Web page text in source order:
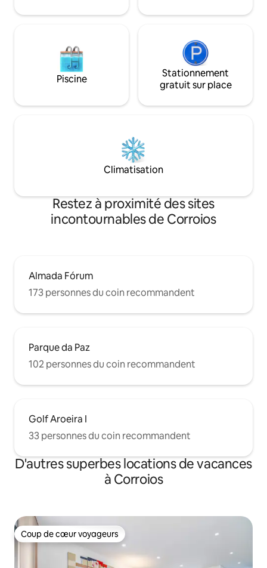
30 min.
Piscine
Stationnement
gratuit sur place
Climatisation
Restez à proximité des sites
incontournables de Corroios
Almada Fórum
173 personnes du coin recommandent
Parque da Paz
102 personnes du coin recommandent
Golf Aroeira I
33 personnes du coin recommandent
D'autres superbes locations de vacances
à Corroios
Coup de cœur voyageurs
Coup de cœur voyageurs